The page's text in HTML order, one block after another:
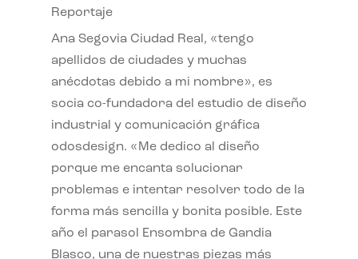
Reportaje
Ana Segovia Ciudad Real, «tengo
apellidos de ciudades y muchas
anécdotas debido a mi nombre», es
socia co-fundadora del estudio de diseño
industrial y comunicación gráfica
odosdesign. «Me dedico al diseño
porque me encanta solucionar
problemas e intentar resolver todo de la
forma más sencilla y bonita posible. Este
año el parasol Ensombra de Gandia
Blasco, una de nuestras piezas más